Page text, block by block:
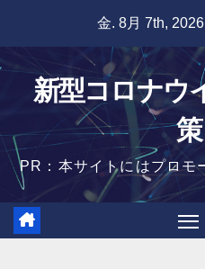
content
金. 8月 7th, 2026
新型コロナウ
PR：本サイトにはプロモ